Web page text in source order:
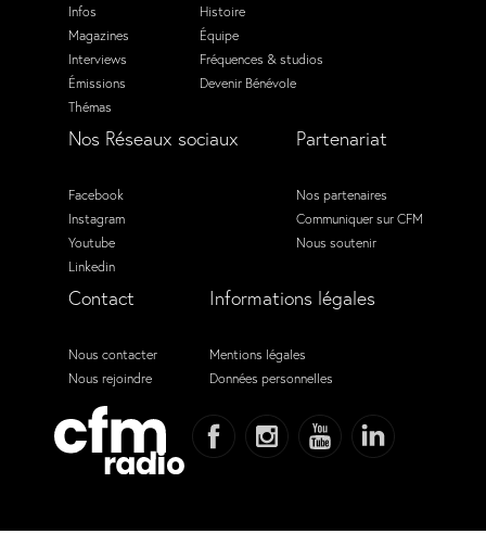
Infos
Magazines
Interviews
Émissions
Thémas
Histoire
Équipe
Fréquences & studios
Devenir Bénévole
Nos Réseaux sociaux
Facebook
Instagram
Youtube
Linkedin
Partenariat
Nos partenaires
Communiquer sur CFM
Nous soutenir
Contact
Nous contacter
Nous rejoindre
Informations légales
Mentions légales
Données personnelles